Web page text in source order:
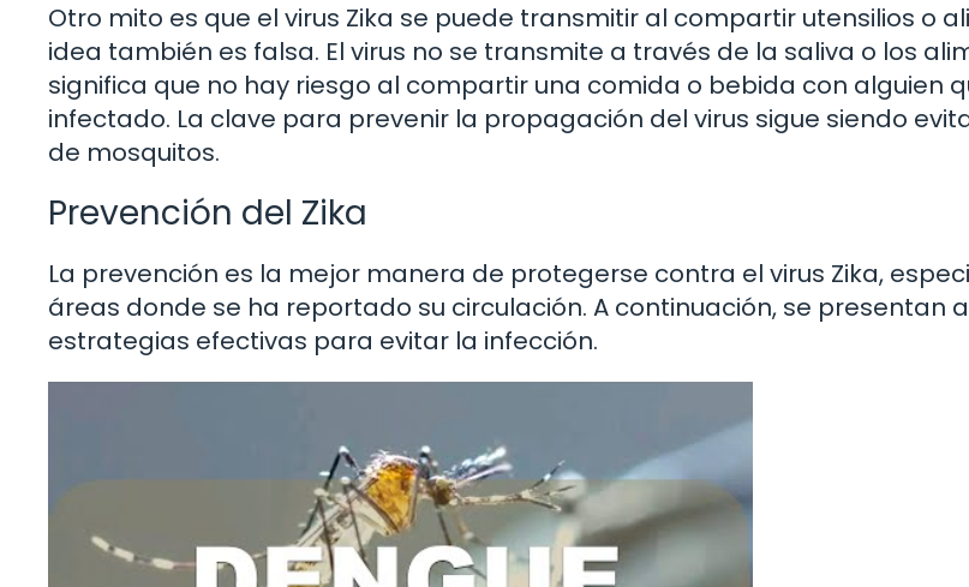
Otro mito es que el virus Zika se puede transmitir al compartir utensilios o
idea también es falsa. El virus no se transmite a través de la saliva o los
significa que no hay riesgo al compartir una comida o bebida con alguien
infectado. La clave para prevenir la propagación del virus sigue siendo
de mosquitos.
Prevención del Zika
La prevención es la mejor manera de protegerse contra el virus Zika,
áreas donde se ha reportado su circulación. A continuación, se presentan
estrategias efectivas para evitar la infección.